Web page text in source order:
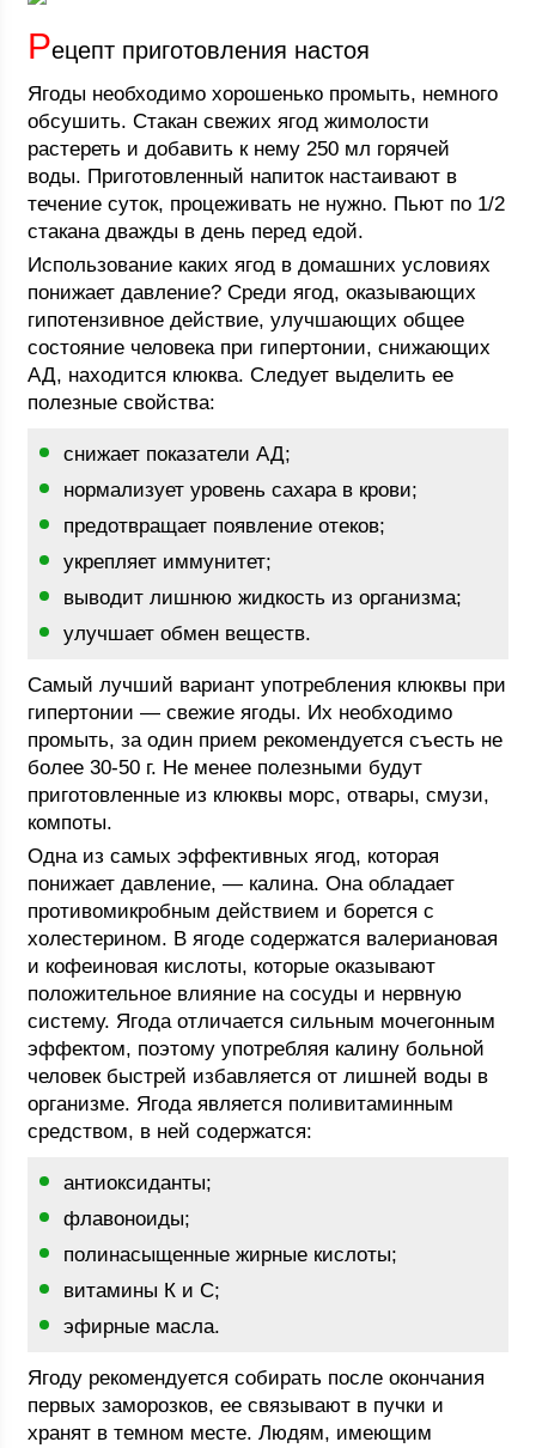
Рецепт приготовления настоя
Ягоды необходимо хорошенько промыть, немного
обсушить. Стакан свежих ягод жимолости
растереть и добавить к нему 250 мл горячей
воды. Приготовленный напиток настаивают в
течение суток, процеживать не нужно. Пьют по 1/2
стакана дважды в день перед едой.
Использование каких ягод в домашних условиях
понижает давление? Среди ягод, оказывающих
гипотензивное действие, улучшающих общее
состояние человека при гипертонии, снижающих
АД, находится клюква. Следует выделить ее
полезные свойства:
снижает показатели АД;
нормализует уровень сахара в крови;
предотвращает появление отеков;
укрепляет иммунитет;
выводит лишнюю жидкость из организма;
улучшает обмен веществ.
Самый лучший вариант употребления клюквы при
гипертонии — свежие ягоды. Их необходимо
промыть, за один прием рекомендуется съесть не
более 30-50 г. Не менее полезными будут
приготовленные из клюквы морс, отвары, смузи,
компоты.
Одна из самых эффективных ягод, которая
понижает давление, — калина. Она обладает
противомикробным действием и борется с
холестерином. В ягоде содержатся валериановая
и кофеиновая кислоты, которые оказывают
положительное влияние на сосуды и нервную
систему. Ягода отличается сильным мочегонным
эффектом, поэтому употребляя калину больной
человек быстрей избавляется от лишней воды в
организме. Ягода является поливитаминным
средством, в ней содержатся:
антиоксиданты;
флавоноиды;
полинасыщенные жирные кислоты;
витамины К и С;
эфирные масла.
Ягоду рекомендуется собирать после окончания
первых заморозков, ее связывают в пучки и
хранят в темном месте. Людям, имеющим